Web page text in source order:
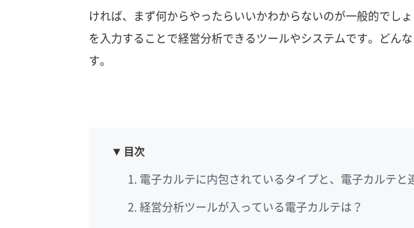
ければ、まず何からやったらいいかわからないのが一般的でし
を入力することで経営分析できるツールやシステムです。どん
す。
目次
電子カルテに内包されているタイプと、電子カルテと
経営分析ツールが入っている電子カルテは？